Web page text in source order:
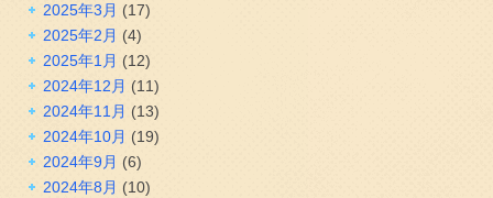
2025年3月 (17)
2025年2月 (4)
2025年1月 (12)
2024年12月 (11)
2024年11月 (13)
2024年10月 (19)
2024年9月 (6)
2024年8月 (10)